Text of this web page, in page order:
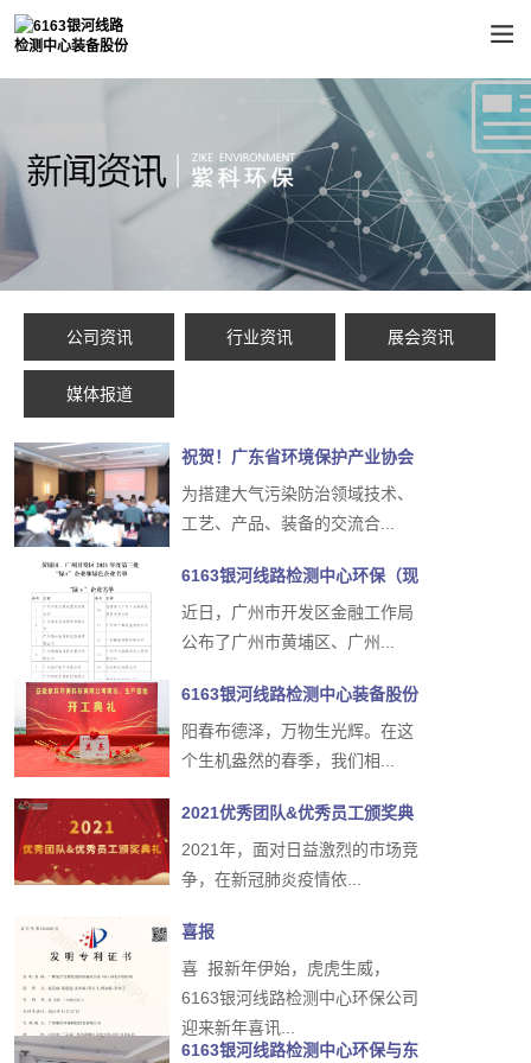
公司资讯 行业资讯 展会资讯
媒体报道
祝贺！广东省环境保护产业协会
大气污染防治...
为搭建大气污染防治领域技术、
工艺、产品、装备的交流合...
6163银河线路检测中心环保（现
已更名6163银河线路检测中心装
备）入选广州市黄...
近日，广州市开发区金融工作局
公布了广州市黄埔区、广州...
6163银河线路检测中心装备股份
有限公司合肥研发、生产基地
开...
阳春布德泽，万物生光辉。在这
个生机盎然的春季，我们相...
2021优秀团队&优秀员工颁奖典
礼
2021年，面对日益激烈的市场竞
争，在新冠肺炎疫情依...
喜报
喜 报新年伊始，虎虎生威，
6163银河线路检测中心环保公司
迎来新年喜讯...
6163银河线路检测中心环保与东